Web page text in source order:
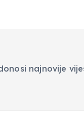
najnovije